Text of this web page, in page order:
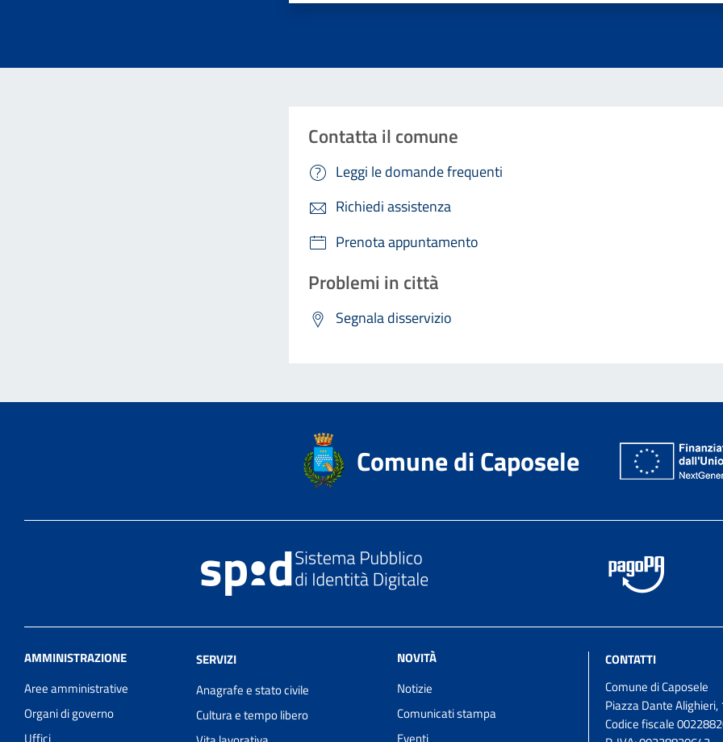
Contatta il comune
Leggi le domande frequenti
Richiedi assistenza
Prenota appuntamento
Problemi in città
Segnala disservizio
Comune di Caposele
AMMINISTRAZIONE
Aree amministrative
Organi di governo
Uffici
SERVIZI
Anagrafe e stato civile
Cultura e tempo libero
NOVITÀ
Notizie
Comunicati stampa
Eventi
CONTATTI
Comune di Caposele
Piazza Dante Alighieri,
Codice fiscale